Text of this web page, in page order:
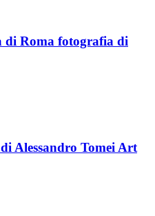
di Roma fotografia di
Alessandro Tomei Art